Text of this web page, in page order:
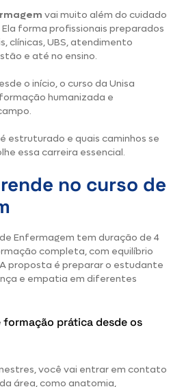
vai muito além do cuidado
forma profissionais preparados
clínicas, UBS, atendimento
e até no ensino.
o início, o curso da Unisa
humanizada e
estruturado e quais caminhos se
essa carreira essencial.
no curso de
Enfermagem tem duração de 4
completa, com equilíbrio
proposta é preparar o estudante
e empatia em diferentes
formação prática desde os
você vai entrar em contato
área, como anatomia,